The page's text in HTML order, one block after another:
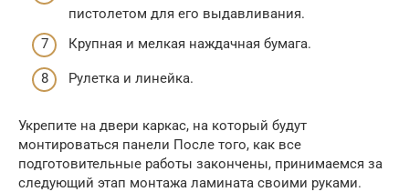
пистолетом для его выдавливания.
Крупная и мелкая наждачная бумага.
Рулетка и линейка.
Укрепите на двери каркас, на который будут
монтироваться панели После того, как все
подготовительные работы закончены, принимаемся за
следующий этап монтажа ламината своими руками.